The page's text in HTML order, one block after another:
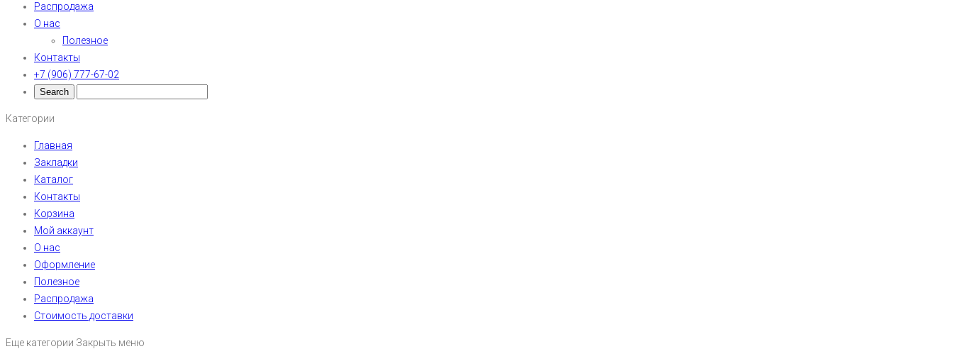
Распродажа
О нас
Полезное
Контакты
+7 (906) 777-67-02
Категории
Главная
Закладки
Каталог
Контакты
Корзина
Мой аккаунт
О нас
Оформление
Полезное
Распродажа
Стоимость доставки
Еще категории Закрыть меню